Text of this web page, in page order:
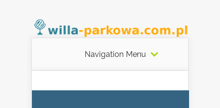
Navigation Menu